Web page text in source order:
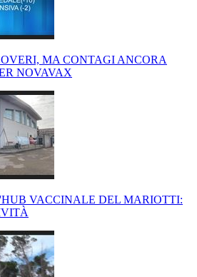
MA CONTAGI ANCORA
NOVAVAX
VACCINALE DEL MARIOTTI: